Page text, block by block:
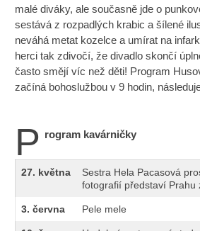
malé diváky, ale současně jde o
sestává z rozpadlých krabic a šílené
neváhá metat kozelce a umírat na
herci tak zdivočí, že divadlo skončí
často smějí víc než děti! Program
začíná bohoslužbou v 9 hodin,
P rogram kavárničky
27. května
Sestra Hela Pacasová
fotografií představí Prahu
3. června Pele mele